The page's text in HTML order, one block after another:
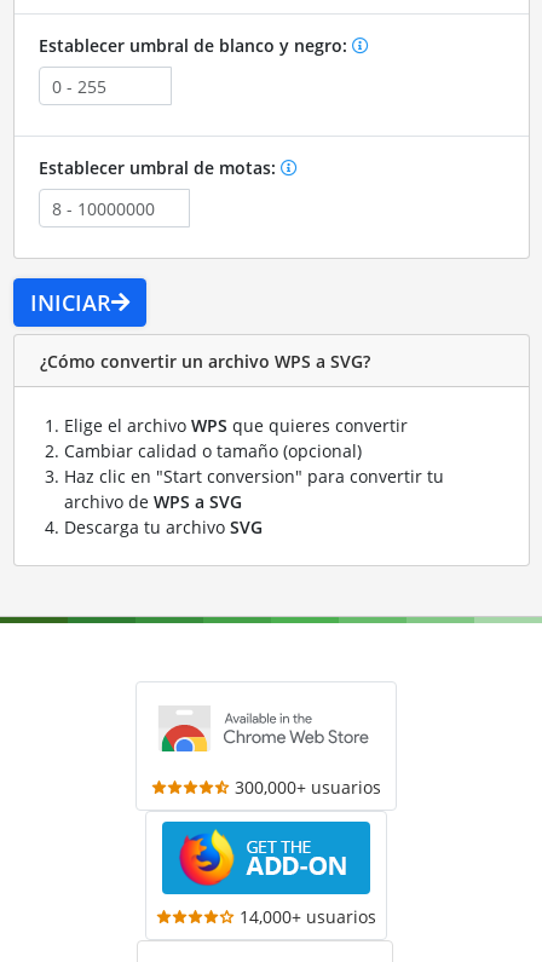
Establecer umbral de blanco y negro:
Establecer umbral de motas:
INICIAR
¿Cómo convertir un archivo WPS a SVG?
Elige el archivo WPS que quieres convertir
Cambiar calidad o tamaño (opcional)
Haz clic en "Start conversion" para convertir tu
archivo de WPS a SVG
Descarga tu archivo SVG
300,000+ usuarios
14,000+ usuarios